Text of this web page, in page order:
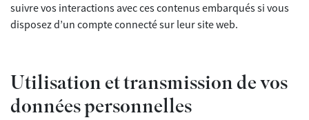
suivre vos interactions avec ces contenus embarqués si vous
disposez d’un compte connecté sur leur site web.
Utilisation et transmission de vos
données personnelles